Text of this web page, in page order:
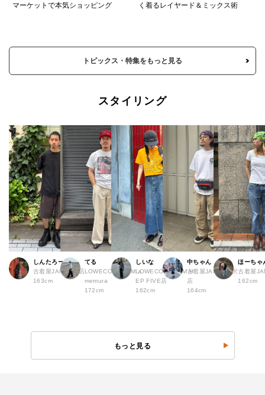
マーケットで本気ショッピング
く着るレイヤード＆ミックス術
トピックス・特集をもっと見る
スタイリング
しんたろー
古着屋JAM 仙台店
163cm
てる
LOWECO by JAM a
memura
172cm
しいな
LOWECO by JAM H
EP FIVE店
162cm
中ちゃん
古着屋JAM 下北沢
店
164cm
ほーちゃ
古着屋
162cm
もっと見る